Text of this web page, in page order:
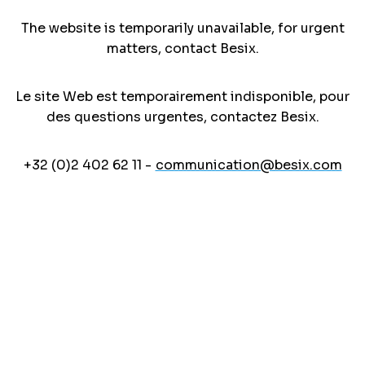
The website is temporarily unavailable, for urgent
matters, contact Besix.
Le site Web est temporairement indisponible, pour
des questions urgentes, contactez Besix.
+32 (0)2 402 62 11 - communication@besix.com